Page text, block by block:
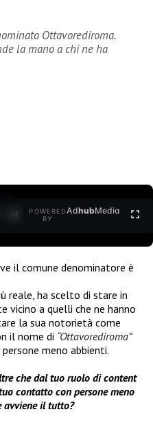
Ottavorediroma.
la mano a chi ne ha
POWERED
BY
AdhubMedia
il comune denominatore è
reale, ha scelto di stare in
vicino a quelli che ne hanno
la sua notorietà come
il nome di “Ottavorediroma”
meno abbienti.
che dal tuo ruolo di content
contatto con persone meno
avviene il tutto?